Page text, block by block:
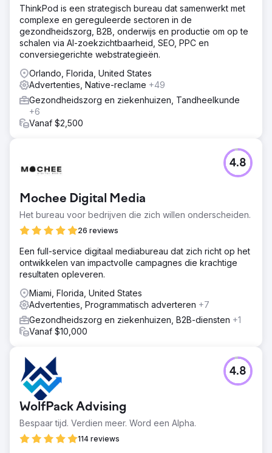
Resultaat
Verbazingwekkende Meta en Google Ads CPL van $ 10-
16 (branchegemiddelde $ 38- $ 58)
Naar bureaupagina
ThinkPod is een strategisch bureau dat samenwerkt met
complexe en gereguleerde sectoren in de
gezondheidszorg, B2B, onderwijs en productie om op te
schalen via AI-zoekzichtbaarheid, SEO, PPC en
conversiegerichte webstrategieën.
Orlando, Florida, United States
Advertenties, Native-reclame +49
Gezondheidszorg en ziekenhuizen, Tandheelkunde
+6
Vanaf $2,500
Mochee Digital Media
Het bureau voor bedrijven die zich willen onderscheiden.
26 reviews
4.8
Een full-service digitaal mediabureau dat zich richt op het
ontwikkelen van impactvolle campagnes die krachtige
resultaten opleveren.
Miami, Florida, United States
Advertenties, Programmatisch adverteren +7
Gezondheidszorg en ziekenhuizen, B2B-diensten +1
Vanaf $10,000
WolfPack Advising
Bespaar tijd. Verdien meer. Word een Alpha.
114 reviews
4.8